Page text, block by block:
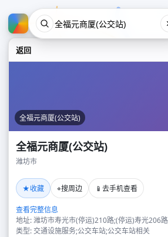
返回
全福元商厦(公交站)
全福元商厦(公交站)
潍坊市
★收藏 ⌖搜周边 📱 去手机查看
查看完整信息
地址: 潍坊市寿光市(停运)210路;(停运)寿光206
类型: 交通设施服务;公交车站;公交车站相关